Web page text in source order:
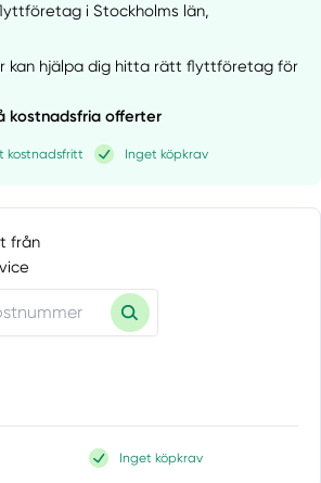
i Stockholms län,
kan hjälpa dig hitta rätt flyttföretag för
kostnadsfria offerter
kostnadsfritt Inget köpkrav
från
Inget köpkrav